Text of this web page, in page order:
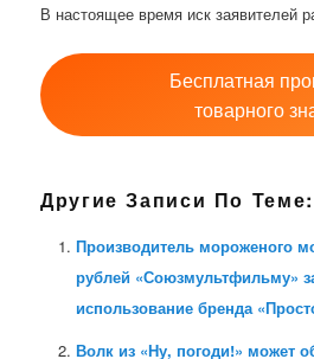
В настоящее время иск заявителей
Бесплатная
товарного
Другие Записи По Теме:
Производитель мороженого
рублей «Союзмультфильму»
использование бренда
Волк из «Ну, погоди!» может